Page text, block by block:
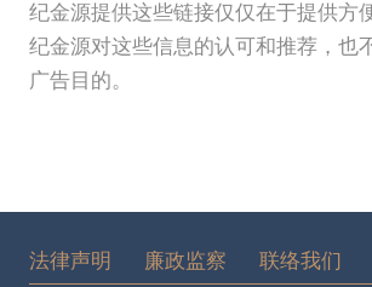
纪金源提供这些链接仅仅在于提供方
纪金源对这些信息的认可和推荐，也
广告目的。
法律声明 廉政监察 联络我们